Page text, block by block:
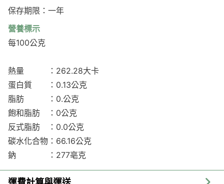
保存期限：一年
營養標示
每100公克
熱量 ：262.28大卡
蛋白質 ：0.13公克
脂肪 ：0.公克
飽和脂肪 ：0公克
反式脂肪 ：0.0公克
碳水化合物：66.16公克
鈉 ：277亳克